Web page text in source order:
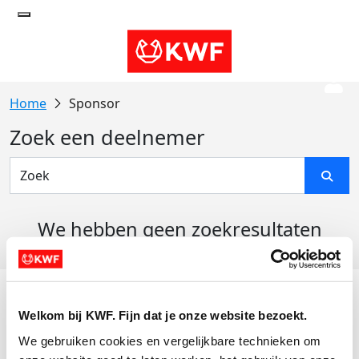
Welkom bij KWF. Fijn dat je onze website bezoekt.
We gebruiken cookies en vergelijkbare technieken om
Sponsor
Zoek een deelnemer
We hebben geen zoekresultaten
Actiematerialen
Evenementen